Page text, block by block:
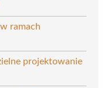
ramach
projektowanie